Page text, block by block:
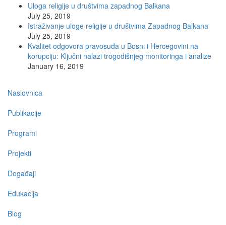
Uloga religije u društvima zapadnog Balkana
July 25, 2019
Istraživanje uloge religije u društvima Zapadnog Balkana
July 25, 2019
Kvalitet odgovora pravosuđa u Bosni i Hercegovini na
korupciju: Ključni nalazi trogodišnjeg monitoringa i analize
January 16, 2019
Main
navigation
Naslovnica
Publikacije
Programi
Projekti
Događaji
Edukacija
Blog